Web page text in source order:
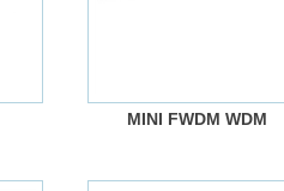
MINI FWDM WDM